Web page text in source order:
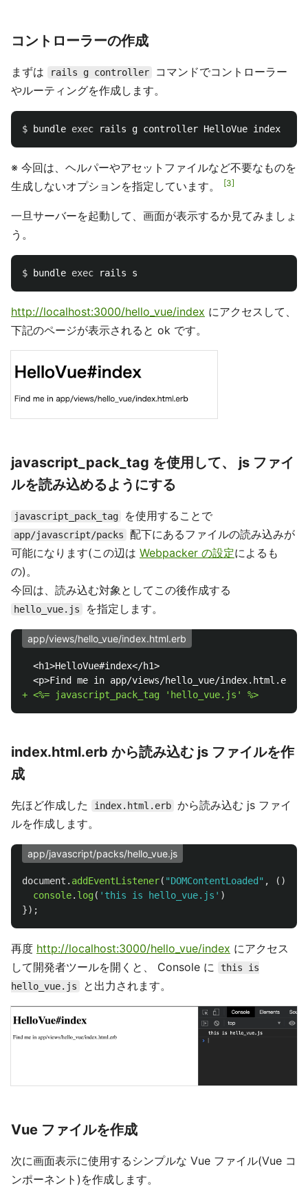
コントローラーの作成
まずは rails g controller
コマンドでコントローラー
やルーティングを作成します。
$ bundle exec rails g controller HelloVue index
※ 今回は、ヘルパーやアセットファイルなど不要なものを
生成しないオプションを指定しています。
3
一旦サーバーを起動して、画面が表示するか見てみましょ
う。
$ bundle exec
http://localhost:3000/hello_vue/index にアクセスして、
下記のページが表示されると ok です。
javascript_pack_tag を使用して、 js ファイ
ルを読み込めるようにする
javascript_pack_tag を使用することで
app/javascript/packs
配下にあるファイルの読み込みが
可能になります(この辺は Webpacker の設定によるも
の)。
今回は、読み込む対象としてこの後作成する
hello_vue.js を指定します。
app/views/hello_vue/index.html.erb
  <h1>HelloVue#index</h1>
index.html.erb から読み込む js ファイルを作
成
先ほど作成した index.html.erb から読み込む js ファイ
ルを作成します。
app/javascript/packs/hello_vue.js
document . addEventListener( "DOMContentLoaded " , ()
console. log( ' this is hello_vue.js ' )
});
再度 http://localhost:3000/hello_vue/index にアクセス
して開発者ツールを開くと、 Console に
this is
hello_vue.js
と出力されます。
Vue ファイルを作成
次に画面表示に使用するシンプルな Vue ファイル(Vue コ
ンポーネント)を作成します。